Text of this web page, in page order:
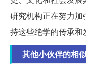
研究机构正在努力
持这些绝学的传承和
其他小伙伴的相